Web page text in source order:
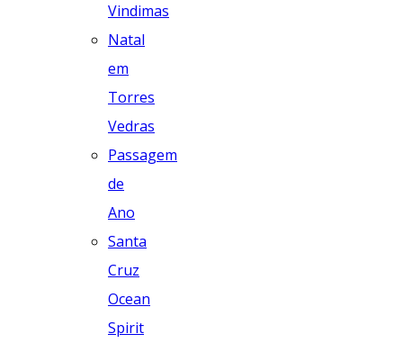
Vindimas
Natal
em
Torres
Vedras
Passagem
de
Ano
Santa
Cruz
Ocean
Spirit